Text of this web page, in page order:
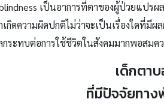
เป็นอาการที่ตาของผู้ป่วยแปร
กิดความผิดปกติไม่ว่าจะเป็นเรื่องใดที่มี
ะทบต่อการใช้ชีวิตในสังคมมากพอสมค
เด็กตา
ที่มีปัจจัยทาง